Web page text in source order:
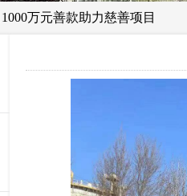
万元善款助力慈善项目